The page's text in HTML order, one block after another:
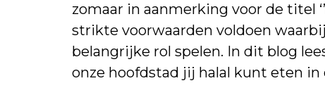
zomaar in aanmerking voor de titel
strikte voorwaarden voldoen
belangrijke rol spelen. In dit blog
onze hoofdstad jij halal kunt eten